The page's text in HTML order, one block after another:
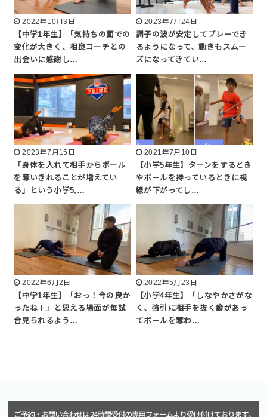
2022年10月3日
【中学1年生】「気持ちの面での
変化が大きく、相良コーチとの
出会いに感謝し…
2023年7月24日
調子の波が安定してプレーでき
るようになって、動きもスムー
ズになってきてい…
2023年7月15日
「身体を入れて相手からボール
を奪いきれることが増えてい
る」という小学5,…
2021年7月10日
【小学5年生】ターンをするとき
やボールを持っているときに視
線が下がってし…
2022年6月2日
【中学1年生】「おっ！今の良か
ったね！」と思える場面が毎試
合見られるよう…
2022年5月23日
【小学4年生】「しなやかさがな
く、強引に相手を抜く癖があっ
てボールを奪わ…